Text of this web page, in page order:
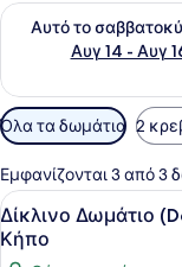
Αυτό το
Αυγ 14 - Αυγ
Έλεγχος
Διαθέσιμα
φίλτρα
για
τα
δωμάτια
Όλα τα δωμάτια 2
Εμφανίζονται 3 από 3
Προβολή
όλων
των
6
Δίκλινο Δωμάτιο
Κήπο